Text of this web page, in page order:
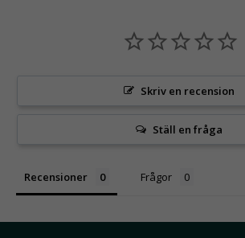
Skriv en recension
Ställ en fråga
Recensioner Frågor